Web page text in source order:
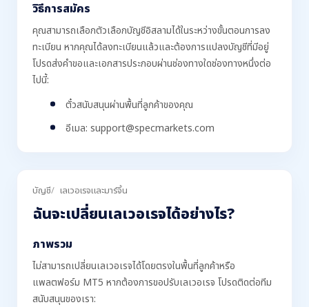
วิธีการสมัคร
คุณสามารถเลือกตัวเลือกบัญชีอิสลามได้ในระหว่างขั้นตอนการลง
ทะเบียน หากคุณได้ลงทะเบียนแล้วและต้องการแปลงบัญชีที่มีอยู่
โปรดส่งคำขอและเอกสารประกอบผ่านช่องทางใดช่องทางหนึ่งต่อ
ไปนี้:
ตั๋วสนับสนุนผ่านพื้นที่ลูกค้าของคุณ
อีเมล: support@specmarkets.com
บัญชี เลเวอเรจและมาร์จิ้น
ฉันจะเปลี่ยนเลเวอเรจได้อย่างไร?
ภาพรวม
ไม่สามารถเปลี่ยนเลเวอเรจได้โดยตรงในพื้นที่ลูกค้าหรือ
แพลตฟอร์ม MT5 หากต้องการขอปรับเลเวอเรจ โปรดติดต่อทีม
สนับสนุนของเรา: